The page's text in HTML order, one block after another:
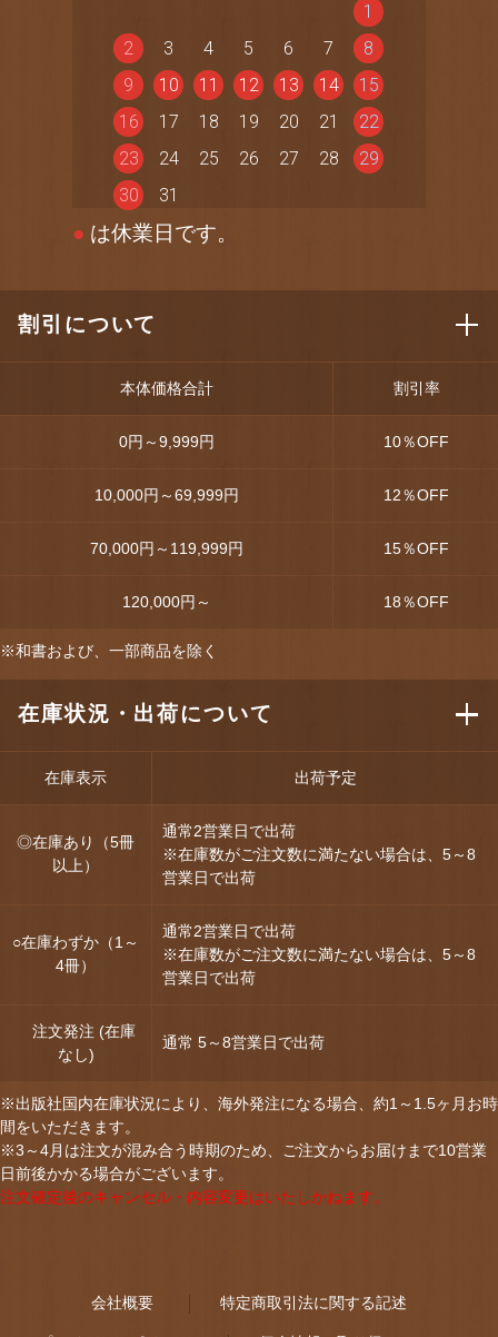
1
2
3 4 5 6 7
8
9
10 11 12 13 14
15
16
17 18 19 20 21
22
23
24 25 26 27 28
29
30
31
● は休業日です。
割引について
本体価格合計 割引率
0円～9,999円 10％OFF
10,000円～69,999円 12％OFF
70,000円～119,999円 15％OFF
120,000円～ 18％OFF
※和書および、一部商品を除く
在庫状況・出荷について
在庫表示 出荷予定
◎在庫あり（5冊
以上）
通常2営業日で出荷
※在庫数がご注文数に満たない場合は、5～8
営業日で出荷
○在庫わずか（1～
4冊）
通常2営業日で出荷
※在庫数がご注文数に満たない場合は、5～8
営業日で出荷
注文発注 (在庫
なし)
通常 5～8営業日で出荷
※出版社国内在庫状況により、海外発注になる場合、約1～1.5ヶ月お時
間をいただきます。
※3～4月は注文が混み合う時期のため、ご注文からお届けまで10営業
日前後かかる場合がございます。
注文確定後のキャンセル・内容変更はいたしかねます。
会社概要 特定商取引法に関する記述